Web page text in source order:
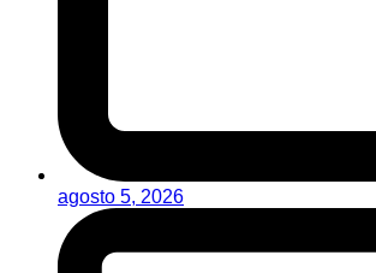
agosto 5, 2026